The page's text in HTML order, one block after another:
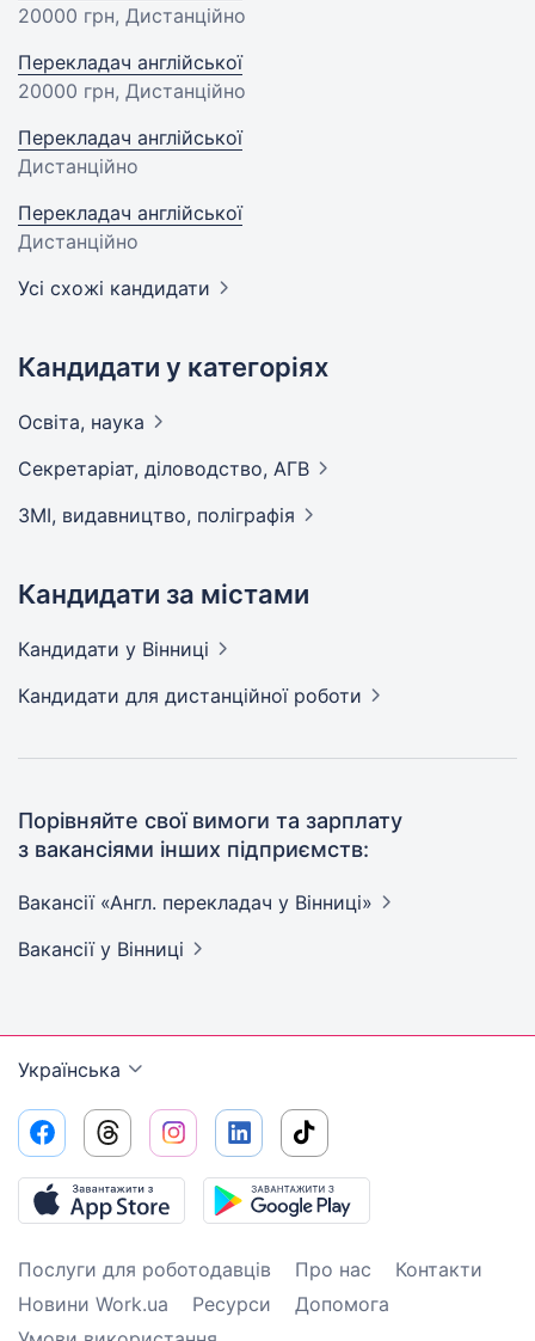
20000 грн, Дистанційно
Перекладач англійської
20000 грн, Дистанційно
Перекладач англійської
Дистанційно
Перекладач англійської
Дистанційно
Усі схожі кандидати
Кандидати у категоріях
Освіта, наука
Секретаріат, діловодство, АГВ
ЗМІ, видавництво, поліграфія
Кандидати за містами
Кандидати у Вінниці
Кандидати для дистанційної роботи
Порівняйте свої вимоги та зарплату
з вакансіями інших підприємств:
Вакансії «Англ. перекладач у Вінниці»
Вакансії у Вінниці
Українська
Послуги для роботодавців Про нас
Контакти
Новини Work.ua
Ресурси
Допомога